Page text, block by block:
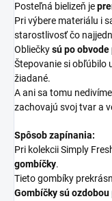
Posteľná bielizeň je
Pri výbere materiálu i
starostlivosť čo
Obliečkysú po
Štepovanie si obľúbilo
žiadané.
A ani sa tomu
zachovajú svoj tvar a
Spôsob zapínania:
Pri kolekcii Simply
gombíčky.
Tieto gombíky
Gombíčky sú ozdobou